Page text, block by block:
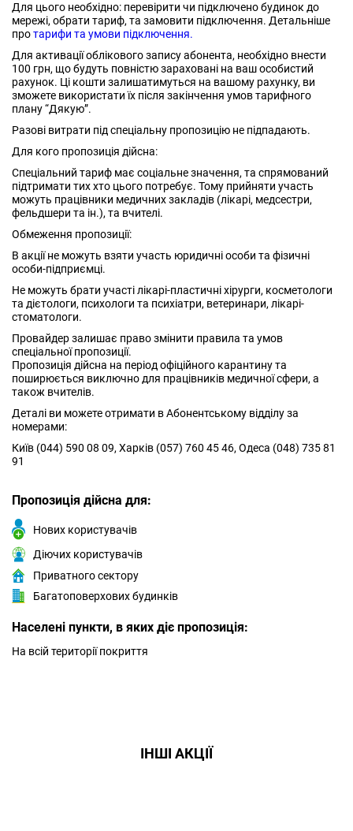
Для цього необхідно: перевірити чи підключено будинок до
мережі, обрати тариф, та замовити підключення. Детальніше
протарифи та умови підключення.
Для активації облікового запису абонента, необхідно внести
100 грн, що будуть повністю зараховані на ваш особистий
рахунок. Ці кошти залишатимуться на вашому рахунку, ви
зможете використати їх після закінчення умов тарифного
плану “Дякую”.
Разові витрати під спеціальну пропозицію не підпадають.
Для кого пропозиція дійсна:
Спеціальний тариф має соціальне значення, та спрямований
підтримати тих хто цього потребує. Тому прийняти участь
можуть працівники медичних закладів (лікарі, медсестри,
фельдшери та ін.), та вчителі.
Обмеження пропозиції:
В акції не можуть взяти участь юридичні особи та фізичні
особи-підприємці.
Не можуть брати участі лікарі-пластичні хірурги, косметологи
та дієтологи, психологи та психіатри, ветеринари, лікарі-
стоматологи.
Провайдер залишає право змінити правила та умов
спеціальної пропозиції.
Пропозиція дійсна на період офіційного карантину та
поширюється виключно для працівників медичної сфери, а
також вчителів.
Деталі ви можете отримати в Абонентському відділу за
номерами:
Київ (044) 590 08 09, Харків (057) 760 45 46, Одеса (048) 735 81
91
Пропозиція дійсна для:
Нових користувачів
Діючих користувачів
Приватного сектору
Багатоповерхових будинків
Населені пункти, в яких діє пропозиція:
На всій території покриття
ІНШІ АКЦІЇ